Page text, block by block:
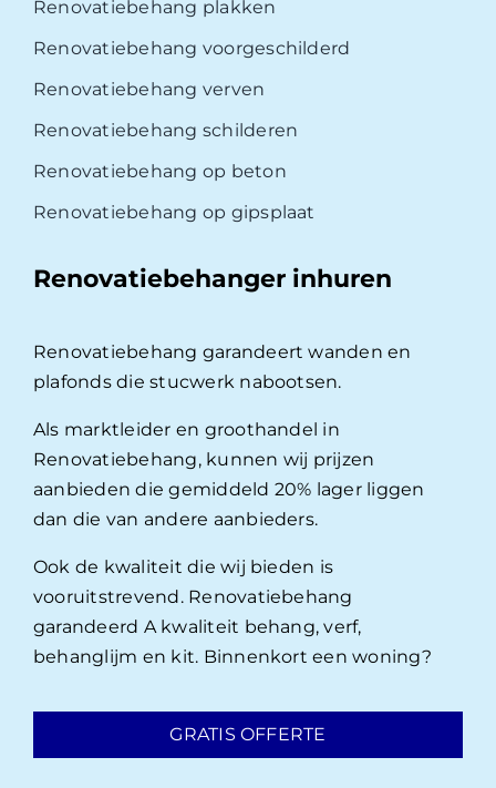
Renovatiebehang plakken
Renovatiebehang voorgeschilderd
Renovatiebehang verven
Renovatiebehang schilderen
Renovatiebehang op beton
Renovatiebehang op gipsplaat
Renovatiebehanger inhuren
Renovatiebehang garandeert wanden en
plafonds die stucwerk nabootsen.
Als marktleider en groothandel in
Renovatiebehang, kunnen wij prijzen
aanbieden die gemiddeld 20% lager liggen
dan die van andere aanbieders.
Ook de kwaliteit die wij bieden is
vooruitstrevend. Renovatiebehang
garandeerd A kwaliteit behang, verf,
behanglijm en kit. Binnenkort een woning?
GRATIS OFFERTE